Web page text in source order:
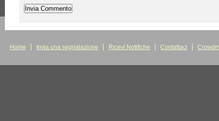
Home Invia una segnalazione Ricevi Notifiche Contattaci